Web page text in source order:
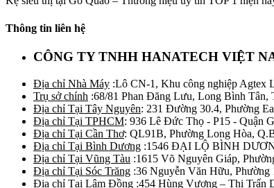
Thông tin liên hệ
CÔNG TY TNHH HANATECH VIỆT
Địa chỉ Nhà Máy :Lô CN-1, Khu công nghiệp Agtex
Trụ sở chính :68/81 Phan Đăng Lưu, Long Bình Tân,
Địa chỉ Tại Tây Nguyên: 231 Đường 30.4, Phường
Địa chỉ Tại TPHCM: 936 Lê Đức Thọ - P15 - Quận
Địa chỉ Tại Cần Thơ: QL91B, Phường Long Hòa,
Địa chỉ Tại Bình Dương :1546 ĐẠI LỘ BÌNH
Địa chỉ Tại Vũng Tàu :1615 Võ Nguyên Giáp,
Địa chỉ Tại Sóc Trăng :36 Nguyễn Văn Hữu, Phường
Địa chỉ Tại Lâm Đồng :454 Hùng Vương – Thị Trấn